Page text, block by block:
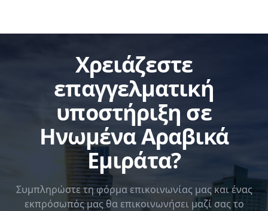
Χρειάζεστε
επαγγελματική
υποστήριξη σε
Ηνωμένα Αραβικά
Εμιράτα?
Συμπληρώστε τη φόρμα επικοινωνίας μας και ένας
εκπρόσωπός μας θα επικοινωνήσει μαζί σας το